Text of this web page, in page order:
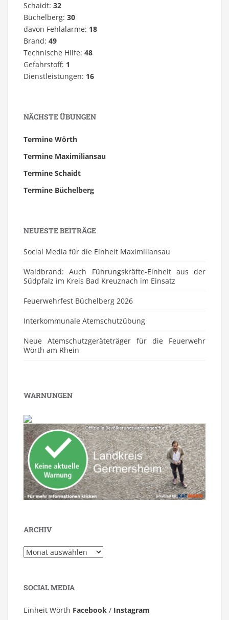
Schaidt: 32
Büchelberg: 30
davon Fehlalarme: 18
Brand: 49
Technische Hilfe: 48
Gefahrstoff: 1
Dienstleistungen: 16
NÄCHSTE ÜBUNGEN
Termine Wörth
Termine Maximiliansau
Termine Schaidt
Termine Büchelberg
NEUESTE BEITRÄGE
Social Media für die Einheit Maximiliansau
Waldbrand: Auch Führungskräfte-Einheit aus der
Südpfalz im Kreis Bad Kreuznach im Einsatz
Feuerwehrfest Büchelberg 2026
⁠Interkommunale Atemschutzübung
Neue Atemschutzgeräteträger für die Feuerwehr
Wörth am Rhein
WARNUNGEN
ARCHIV
Archiv
SOCIAL MEDIA
Einheit Wörth Facebook / Instagram